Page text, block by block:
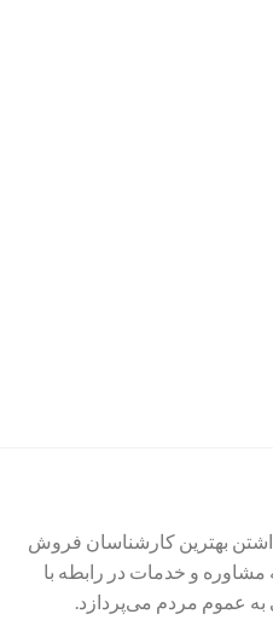
بهترین کارشناسان فروش
مشاوره و خدمات در رابطه با
عموم مردم می‌پردازد.